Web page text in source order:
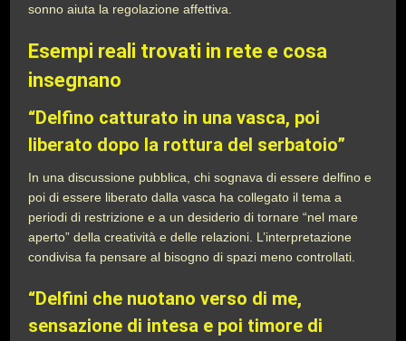
sonno aiuta la regolazione affettiva.
Esempi reali trovati in rete e cosa
insegnano
“Delfino catturato in una vasca, poi
liberato dopo la rottura del serbatoio”
In una discussione pubblica, chi sognava di essere delfino e
poi di essere liberato dalla vasca ha collegato il tema a
periodi di restrizione e a un desiderio di tornare “nel mare
aperto” della creatività e delle relazioni. L’interpretazione
condivisa fa pensare al bisogno di spazi meno controllati.
“Delfini che nuotano verso di me,
sensazione di intesa e poi timore di